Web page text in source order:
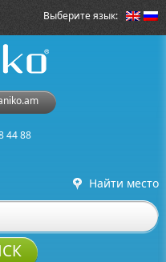
Выберите язык:
44 88
Найти место